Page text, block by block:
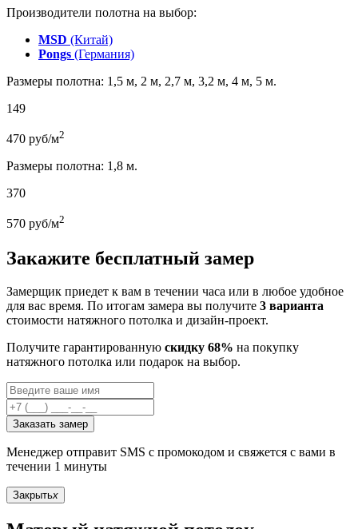
Производители полотна на выбор:
MSD (Китай)
Pongs (Германия)
Размеры полотна: 1,5 м, 2 м, 2,7 м, 3,2 м, 4 м, 5 м.
149
470 руб/м2
Размеры полотна: 1,8 м.
370
570 руб/м2
Закажите бесплатный замер
Замерщик приедет к вам в течении часа или в любое удобное
для вас время. По итогам замера вы получите 3 варианта
стоимости натяжного потолка и дизайн-проект.
Получите гарантированную скидку 68% на покупку
натяжного потолка или подарок на выбор.
Заказать замер
Менеджер отправит SMS с промокодом и свяжется с вами в
течении 1 минуты
Закрытьx